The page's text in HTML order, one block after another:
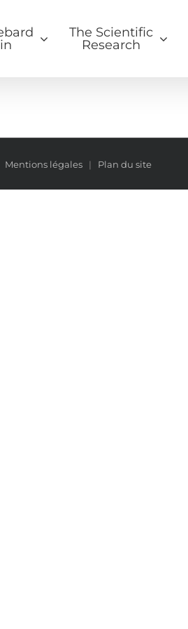
The Scientific
Research
Mentions légales | Plan du site